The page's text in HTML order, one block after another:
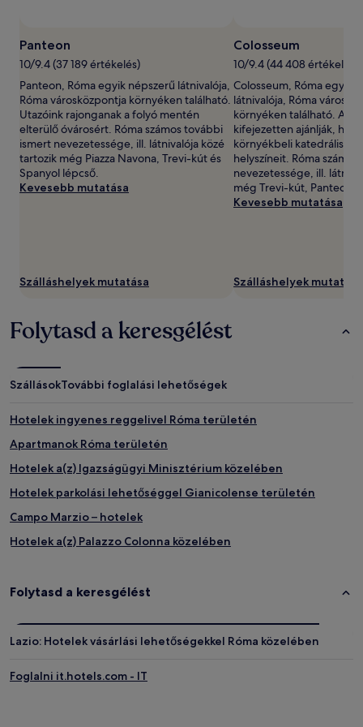
Panteon
10/9.4 (37 189 értékelés)
Panteon, Róma egyik népszerű látnivalója,
Róma városközpontja környéken található.
Utazóink rajonganak a folyó mentén
elterülő óvárosért. Róma számos további
ismert nevezetessége, ill. látnivalója közé
tartozik még Piazza Navona, Trevi-kút és
Spanyol lépcső.
Kevesebb mutatása
Szálláshelyek mutatása
Colosseum
10/9.4 (44 408 értékelés)
Colosseum, Róma egyik
látnivalója, Róma
környéken található. Az
kifejezetten ajánlják,
környékbeli katedrális és
helyszíneit. Róma
nevezetessége, ill.
még Trevi-kút, Panteon
Kevesebb mutatása
Szálláshelyek mutatása
Folytasd a keresgélést
SzállásokTovábbi foglalási lehetőségek
Hotelek ingyenes reggelivel Róma területén
Apartmanok Róma területén
Hotelek a(z) Igazságügyi Minisztérium közelében
Hotelek parkolási lehetőséggel Gianicolense területén
Campo Marzio – hotelek
Hotelek a(z) Palazzo Colonna közelében
Vendégházak Róma területén
Hotelek a(z) Via Condotti közelében
Hotelek a(z) Museo di Roma közelében
Folytasd a keresgélést
Lazio: Hotelek vásárlási lehetőségekkel Róma közelében
Foglalni it.hotels.com - IT